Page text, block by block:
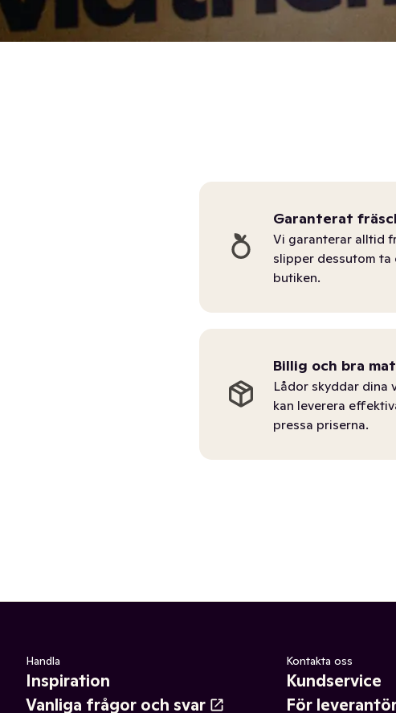
Garanterat
Vi garanterar alltid
slipper dessutom ta
butiken.
Billig och bra
Lådor skyddar dina
kan leverera
pressa priserna.
Handla
Inspiration
Vanliga frågor och svar
Kontakta oss
Kundservice
För